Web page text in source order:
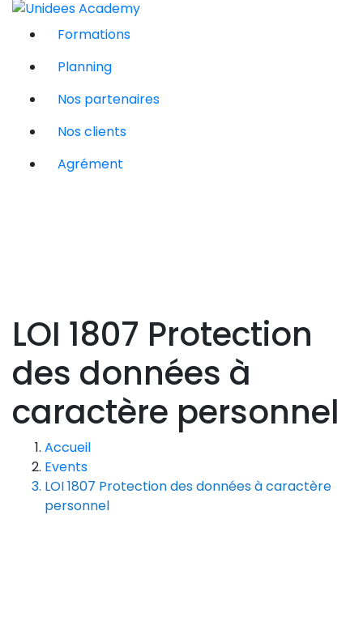
Formations
Planning
Nos partenaires
Nos clients
Agrément
LOI 1807 Protection
des données à
caractère personnel
Accueil
Events
LOI 1807 Protection des données à caractère
personnel